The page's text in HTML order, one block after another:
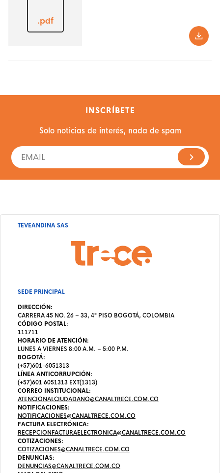
.pdf
INSCRÍBETE
Solo noticias de interés, nada de spam
TEVEANDINA SAS
SEDE PRINCIPAL
DIRECCIÓN:
CARRERA 45 NO. 26 – 33, 4º PISO BOGOTÁ, COLOMBIA
CÓDIGO POSTAL:
111711
HORARIO DE ATENCIÓN:
LUNES A VIERNES 8:00 A.M. – 5:00 P.M.
BOGOTÁ:
(+57)601-6051313
LÍNEA ANTICORRUPCIÓN:
(+57)601 6051313 EXT(1313)
CORREO INSTITUCIONAL:
ATENCIONALCIUDADANO@CANALTRECE.COM.CO
NOTIFICACIONES:
NOTIFICACIONES@CANALTRECE.COM.CO
FACTURA ELECTRÓNICA:
RECEPCIONFACTURAELECTRONICA@CANALTRECE.COM.CO
COTIZACIONES:
COTIZACIONES@CANALTRECE.COM.CO
DENUNCIAS:
DENUNCIAS@CANALTRECE.COM.CO